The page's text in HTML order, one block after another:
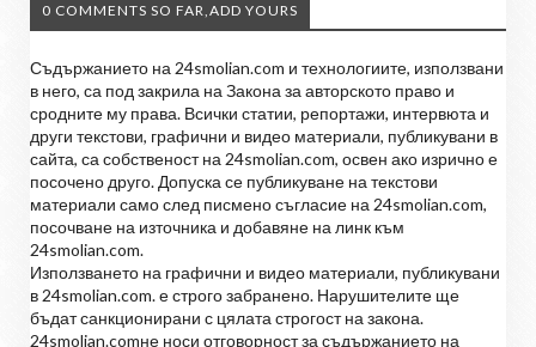
0 COMMENTS SO FAR,ADD YOURS
Съдържанието на 24smolian.com и технологиите, използвани
в него, са под закрила на Закона за авторското право и
сродните му права. Всички статии, репортажи, интервюта и
други текстови, графични и видео материали, публикувани в
сайта, са собственост на 24smolian.com, освен ако изрично е
посочено друго. Допуска се публикуване на текстови
материали само след писмено съгласие на 24smolian.com,
посочване на източника и добавяне на линк към
24smolian.com.
Използването на графични и видео материали, публикувани
в 24smolian.com. е строго забранено. Нарушителите ще
бъдат санкционирани с цялата строгост на закона.
24smolian.comне носи отговорност за съдържанието на